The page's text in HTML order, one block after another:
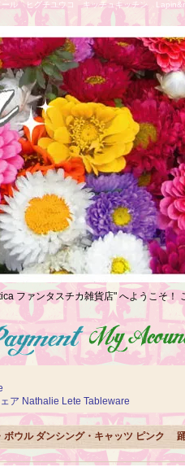
ル ヒグチユウコ キッチュキッチン
ファンタスチカ雑貨店" へようこそ！
ア Nathalie Lete Tableware
ボウル ダンシング・キャッツ ピンク